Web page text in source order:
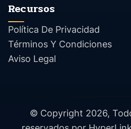
Recursos
Política De Privacidad
Términos Y Condiciones
Aviso Legal
© Copyright 2026,